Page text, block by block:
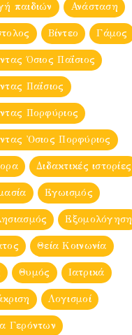
παιδιών Ανάσταση
Βίντεο Γάμος
Όσιος Παΐσιος
Παΐσιος
Πορφύριος
Ὀσιος Πορφύριος
Διδακτικές ιστορίες
Εγωισμός
Εξομολόγηση
Θεία Κοινωνία
Θυμός Ιατρικά
Λογισμοί
Γερόντων